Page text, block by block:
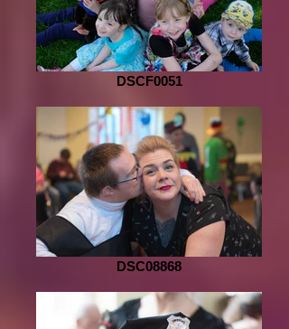
DSCF0051
DSC08868